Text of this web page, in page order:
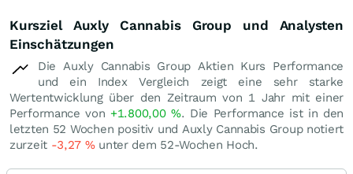
Kursziel Auxly Cannabis Group und Analysten
Einschätzungen
Die Auxly Cannabis Group Aktien Kurs Performance
und ein Index Vergleich zeigt eine sehr starke
Wertentwicklung über den Zeitraum von 1 Jahr mit einer
Performance von +1.800,00%. Die Performance ist in den
letzten 52 Wochen positiv und Auxly Cannabis Group notiert
zurzeit -3,27 %unter dem 52-Wochen Hoch.